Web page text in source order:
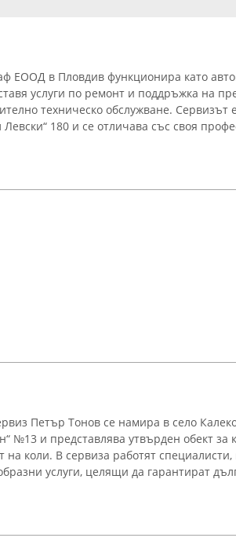
ЕООД в Пловдив функционира като
услуги по ремонт и поддръжка на
техническо обслужване. Сервизът
Левски“ 180 и се отличава със своя
Петър Тонов се намира в село
№13 и представлява утвърден обект за
на коли. В сервиза работят
услуги, целящи да гарантират